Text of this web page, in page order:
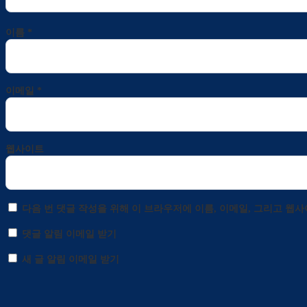
이름 *
이메일 *
웹사이트
다음 번 댓글 작성을 위해 이 브라우저에 이름, 이메일, 그리고 웹
댓글 알림 이메일 받기
새 글 알림 이메일 받기